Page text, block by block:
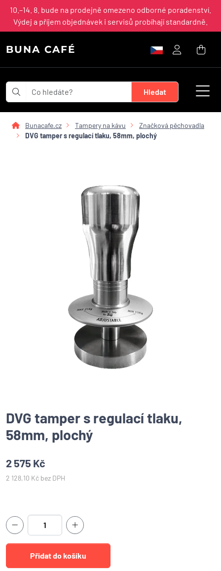
10.–14. 8. bude na prodejně omezeno odborné poradenství.
Výdej a příjem objednávek i servisů probíhají standardně.
BUNA CAFÉ
Bunacafe.cz Tampery na kávu
Značková pěchovadla
DVG tamper s regulací tlaku, 58mm, plochý
DVG tamper s regulací tlaku,
58mm, plochý
2 575 Kč
2 128,10 Kč bez DPH